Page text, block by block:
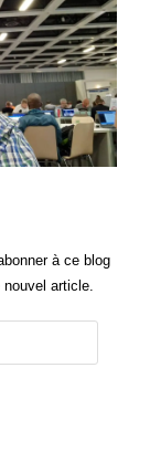
à ce blog
article.